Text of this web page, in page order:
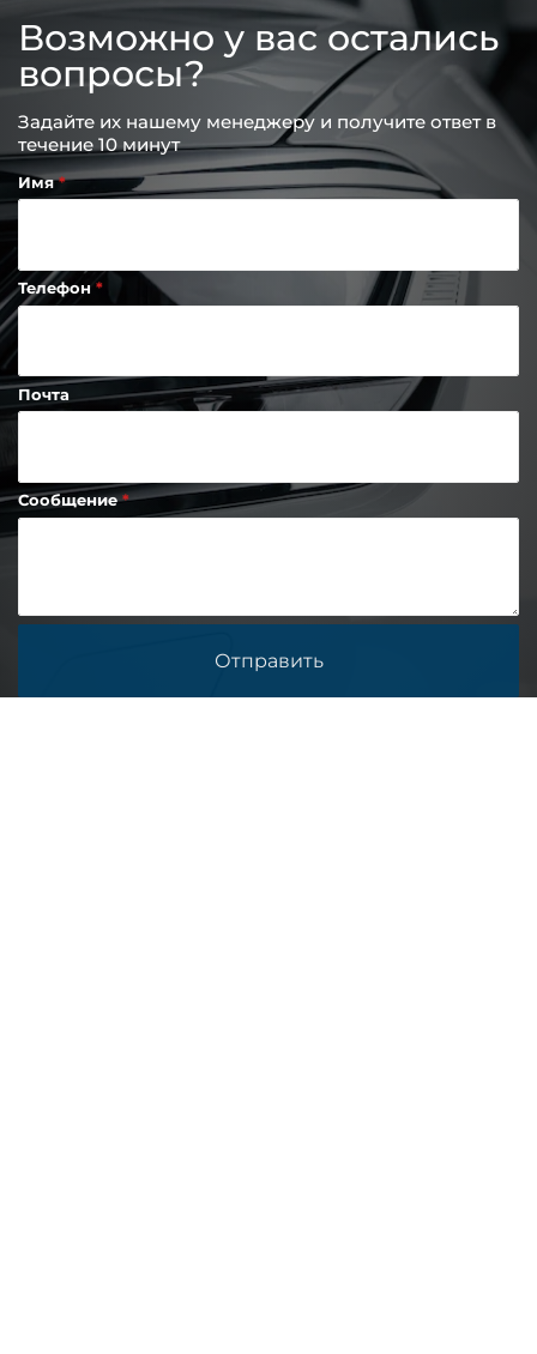
Возможно у вас остались
вопросы?
Задайте их нашему менеджеру и получите ответ в
течение 10 минут
Имя
Телефон
Почта
Сообщение